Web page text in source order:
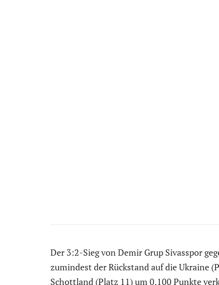
Der 3:2-Sieg von Demir Grup Sivasspor
zumindest der Rückstand auf die Ukraine
Schottland (Platz 11) um 0,100 Punkte